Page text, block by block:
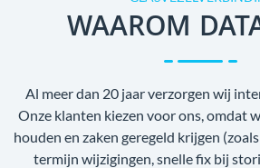
WAAROM
Al meer dan 20 jaar verzorgen wij
Onze klanten kiezen voor ons, omdat
houden en zaken geregeld krijgen
termijn wijzigingen, snelle fix bij